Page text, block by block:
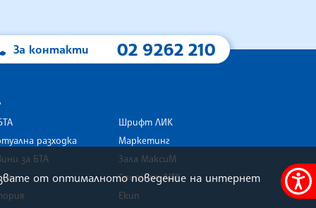
Меню
За контакти 02 9262 210
разходка
за БТА
Шрифт ЛИК
Маркетинг
Зала МаксиМ
Списание ЛИК
Екип
от оптималното поведение на интернет